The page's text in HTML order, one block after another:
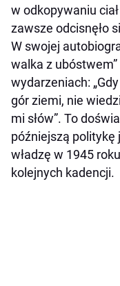
w odkopywaniu
zawsze odcisnęło
W swojej
walka z
wydarzeniach:
gór ziemi, nie
mi słów”. To
późniejszą politykę
władzę w 1945
kolejnych kadencji.